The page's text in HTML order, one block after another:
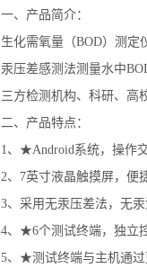
一、产品简介：
生化需氧量（BOD）测定
汞压差感测法测量水中
三方检测机构、科研、高
二、产品特点：
1、★Android系统，操作
2、7英寸液晶触摸屏，便
3、采用无汞压差法，无
4、★6个测试终端，独立
5、★测试终端与主机通过